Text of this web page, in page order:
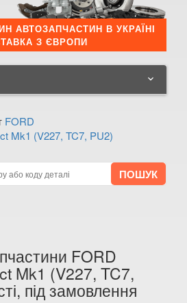
АВТОЗАПЧАСТИН В УКРАЇНІ
З ЄВРОПИ
keyboard_arrow_down
keyboard_arrow_down
FORD
Mk1 (V227, TC7, PU2)
FORD
Mk1 (V227, TC7,
під замовлення